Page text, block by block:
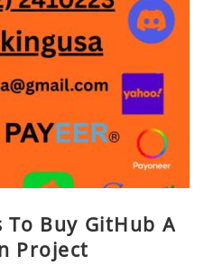
To Buy GitHub A
Project